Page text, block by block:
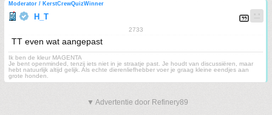
Moderator / KerstCrewQuizWinner
H_T
2733
TT even wat aangepast
Ik ben de kleur MAGENTA
Je bent openminded, tenzij iets niet in je straatje past. Je houdt van discussiëren, maar
hebt natuurlijk altijd gelijk. Als echte dierenliefhebber voer je graag kleine eendjes aan
grote honden.
▼ Advertentie door Refinery89